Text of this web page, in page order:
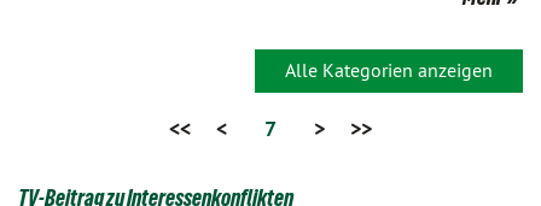
Alle Kategorien anzeigen
<< < 7 > >>
TV-Beitrag zu Interessenkonflikten